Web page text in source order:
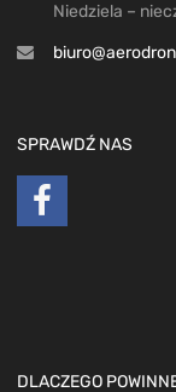
Niedziela –
SPRAWDŹ NAS
DLACZEGO